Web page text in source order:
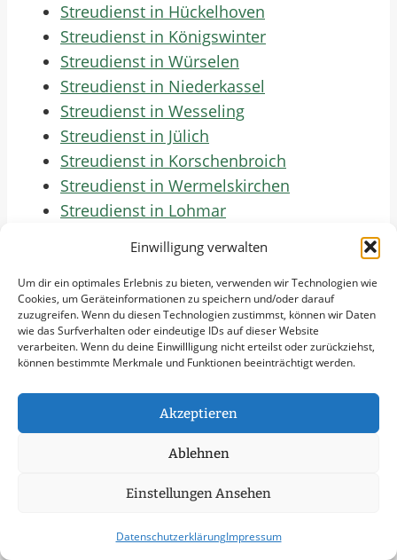
Einwilligung verwalten
Um dir ein optimales Erlebnis zu bieten, verwenden wir Technologien wie
Cookies, um Geräteinformationen zu speichern und/oder darauf
zuzugreifen. Wenn du diesen Technologien zustimmst, können wir Daten
wie das Surfverhalten oder eindeutige IDs auf dieser Website
verarbeiten. Wenn du deine Einwillligung nicht erteilst oder zurückziehst,
können bestimmte Merkmale und Funktionen beeinträchtigt werden.
Akzeptieren
Ablehnen
Einstellungen Ansehen
DatenschutzerklärungImpressum
Streudienst in Hückelhoven
Streudienst in Königswinter
Streudienst in Würselen
Streudienst in Niederkassel
Streudienst in Wesseling
Streudienst in Jülich
Streudienst in Korschenbroich
Streudienst in Wermelskirchen
Streudienst in Lohmar
Streudienst in Baesweiler
Streudienst in Mechernich
Streudienst in Rösrath
Streudienst in Leichlingen (Rheinland)
Streudienst in Rheinbach
Streudienst in Bedburg
Streudienst in Bad Honnef
Streudienst in Meckenheim
Streudienst in Übach-Palenberg
Streudienst in Jüchen
Streudienst in Alfter